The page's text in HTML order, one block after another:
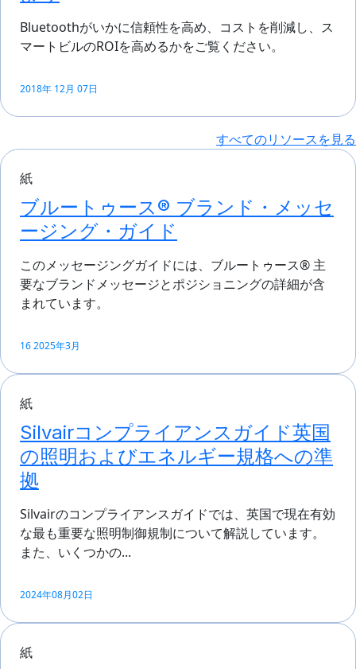
Bluetoothがいかに信頼性を高め、コストを削減し、ス
マートビルのROIを高めるかをご覧ください。
2018年 12月 07日
すべてのリソースを見る
紙
ブルートゥース® ブランド・メッセ
ージング・ガイド
このメッセージングガイドには、ブルートゥース® 主
要なブランドメッセージとポジショニングの詳細が含
まれています。
16 2025年3月
紙
Silvairコンプライアンスガイド英国
の照明およびエネルギー規格への準
拠
Silvairのコンプライアンスガイドでは、英国で現在有効
な最も重要な照明制御規制について解説しています。
また、いくつかの...
2024年08月02日
紙